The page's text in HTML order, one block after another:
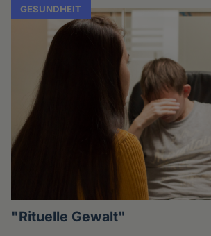
GESUNDHEIT
"Rituelle Gewalt"